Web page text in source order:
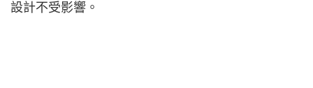
設計不受影響。